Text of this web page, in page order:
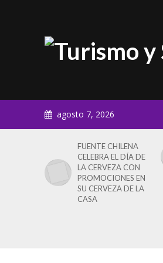
agosto 7, 2026
FUENTE CHILENA
CELEBRA EL DÍA DE
LA CERVEZA CON
PROMOCIONES EN
SU CERVEZA DE LA
CASA